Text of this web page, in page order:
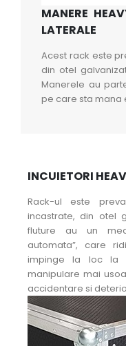
MANERE
LATERALE
Acest rack este
din otel
Manerele au
pe care sta mana
INCUIETORI
Rack-ul este
incastrate, din otel
fluture au un
automata”, care
impinge la loc la
manipulare mai
accidentare si